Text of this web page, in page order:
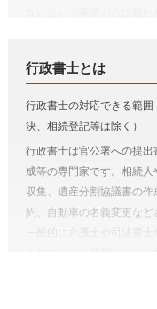
相続手続き（
預貯金や有価証券などの
す。
金融機関によって要求され
つ確かめながら集めるの
家に任せることで、ご自
親族のケアに時間を使う
しかも、相続手続きを一括
できる「相続費用見積ガイド
行政書士とは
行政書士の対応できる範
決、相続登記等は除く）
行政書士は官公署への提
成等の専門家です。相続
収集、遺産分割協議書の
約、自動車の名義変更など
一般的に弁護士や司法書